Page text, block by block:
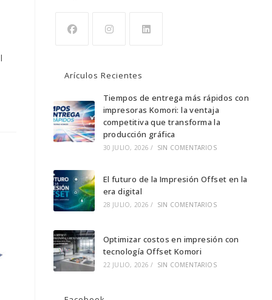
una
nueva
pestaña
una
nueva
pestaña
una
nueva
pestaña
Arículos Recientes
Tiempos de entrega más rápidos con
impresoras Komori: la ventaja
competitiva que transforma la
producción gráfica
30 JULIO, 2026 / SIN COMENTARIOS
El futuro de la Impresión Offset en la
era digital
28 JULIO, 2026 / SIN COMENTARIOS
Optimizar costos en impresión con
tecnología Offset Komori
22 JULIO, 2026 / SIN COMENTARIOS